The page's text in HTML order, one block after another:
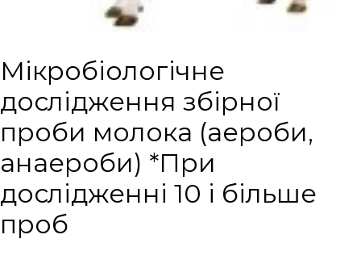
Мікробіологічне
дослідження збірної
проби молока (аероби,
анаероби) *При
дослідженні 10 і більше
проб